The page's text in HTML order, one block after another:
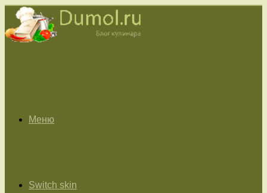
Меню
Switch skin